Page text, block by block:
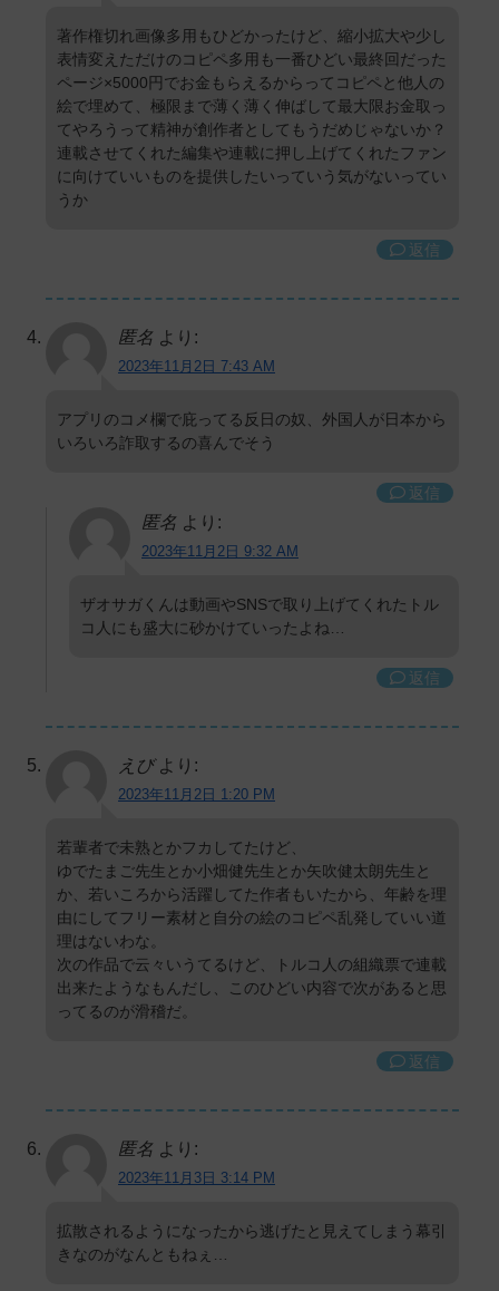
著作権切れ画像多用もひどかったけど、縮小拡大や少し
表情変えただけのコピペ多用も一番ひどい最終回だった
ページ×5000円でお金もらえるからってコピペと他人の
絵で埋めて、極限まで薄く薄く伸ばして最大限お金取っ
てやろうって精神が創作者としてもうだめじゃないか？
連載させてくれた編集や連載に押し上げてくれたファン
に向けていいものを提供したいっていう気がないってい
うか
返信
匿名 より:
2023年11月2日 7:43 AM
アプリのコメ欄で庇ってる反日の奴、外国人が日本から
いろいろ詐取するの喜んでそう
返信
匿名 より:
2023年11月2日 9:32 AM
ザオサガくんは動画やSNSで取り上げてくれたトル
コ人にも盛大に砂かけていったよね…
返信
えび より:
2023年11月2日 1:20 PM
若輩者で未熟とかフカしてたけど、
ゆでたまご先生とか小畑健先生とか矢吹健太朗先生と
か、若いころから活躍してた作者もいたから、年齢を理
由にしてフリー素材と自分の絵のコピペ乱発していい道
理はないわな。
次の作品で云々いうてるけど、トルコ人の組織票で連載
出来たようなもんだし、このひどい内容で次があると思
ってるのが滑稽だ。
返信
匿名 より:
2023年11月3日 3:14 PM
拡散されるようになったから逃げたと見えてしまう幕引
きなのがなんともねぇ…